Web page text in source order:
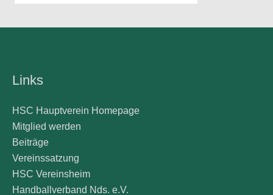
Links
HSC Hauptverein Homepage
Mitglied werden
Beiträge
Vereinssatzung
HSC Vereinsheim
Handballverband Nds. e.V.